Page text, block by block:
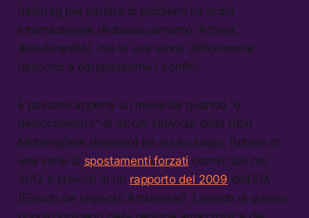
hashtag per parlare di problemi su scala
internazionale (#disboscamento, #clima,
#biodiversità), ma le sue storie difficilmente
riescono a oltrepassarne i confini.
È passato appena un mese da quando “o
deslocamento” di alcuni individui della tribù
Mebêngôkre (Kayapó) ha avuto luogo, l’ultimo di
una serie di spostamenti forzati cominciati nel
2012 e previsti in un rapporto del 2009 dell’EIA
(Estudo de Impacto Ambiental). L’esodo di questo